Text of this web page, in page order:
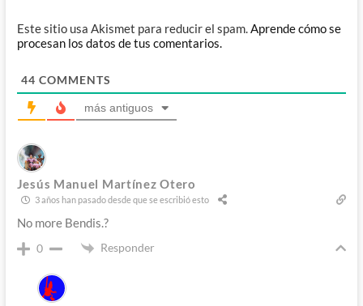
Este sitio usa Akismet para reducir el spam.Aprende cómo se
procesan los datos de tus comentarios.
44 COMMENTS
más antiguos
Jesús Manuel Martínez Otero
3 años han pasado desde que se escribió esto
No more Bendis.?
0 Responder